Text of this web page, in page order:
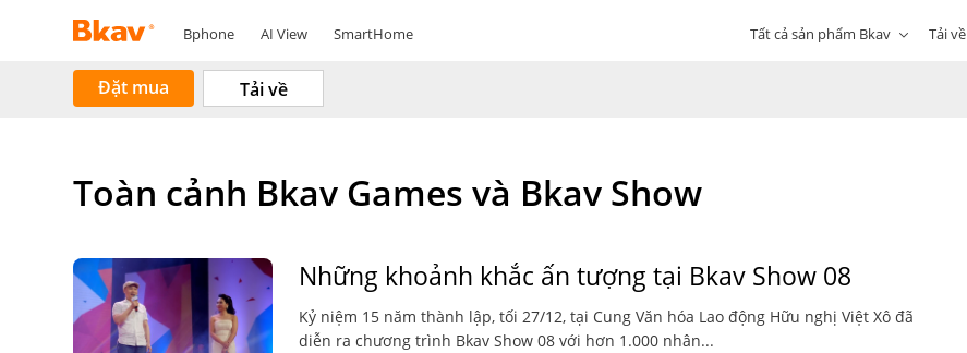
Bphone AI View SmartHome Tất cả sản phẩm Bkav Tải về
Đặt mua Tải về
Toàn cảnh Bkav Games và Bkav Show
Những khoảnh khắc ấn tượng tại Bkav Show 08
Kỷ niệm 15 năm thành lập, tối 27/12, tại Cung Văn hóa Lao động Hữu nghị Việt Xô đã
diễn ra chương trình Bkav Show 08 với hơn 1.000 nhân...